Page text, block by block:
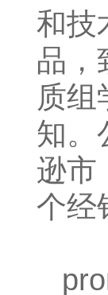
和技
品，
质
知。
逊市
个经